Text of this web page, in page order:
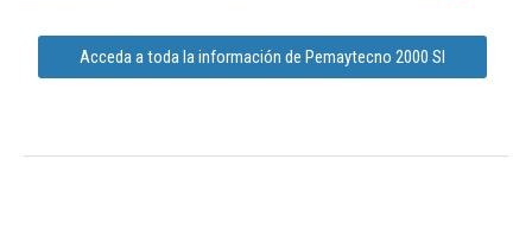
Acceda a toda la información de Pemaytecno 2000 Sl